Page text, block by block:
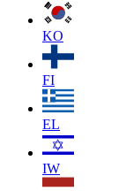
KO
FI
EL
IW